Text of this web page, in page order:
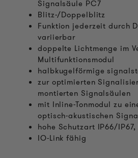
Signalsäule PC7
Blitz-/Doppelblitz
Funktion jederzeit durch
variierbar
doppelte Lichtmenge im
Multifunktionsmodul
halbkugelförmige
zur optimierten
montierten Signalsäulen
mit Inline-Tonmodul zu
optisch-akustischen
hohe Schutzart IP66/IP67,
IO-Link fähig